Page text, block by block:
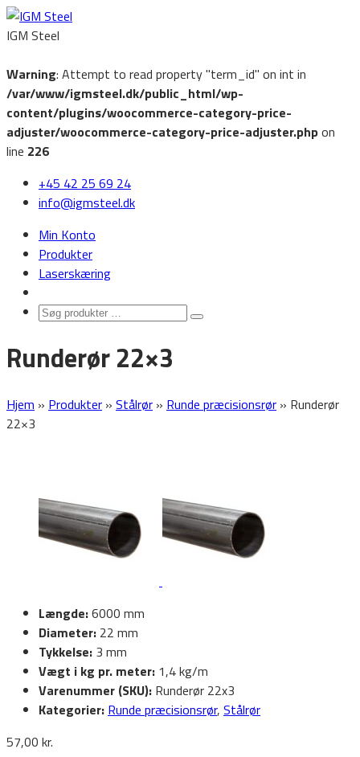
IGM Steel
Warning: Attempt to read property "term_id" on int in
/var/www/igmsteel.dk/public_html/wp-
content/plugins/woocommerce-category-price-
adjuster/woocommerce-category-price-adjuster.phpon
line 226
‭+45 42 25 69 24‬
info@igmsteel.dk
Min Konto
Produkter
Laserskæring
Søg
…
Search
Runderør 22×3
Hjem » Produkter » Stålrør » Runde præcisionsrør » Runderør
22×3
Længde:6000 mm
Diameter: 22 mm
Tykkelse: 3 mm
Vægt i kg pr. meter: 1,4 kg/m
Varenummer (SKU): Runderør 22x3
Kategorier: Runde præcisionsrør, Stålrør
57,00 kr.